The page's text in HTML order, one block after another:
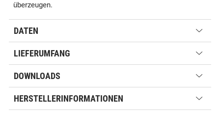
überzeugen.
DATEN
LIEFERUMFANG
DOWNLOADS
HERSTELLERINFORMATIONEN